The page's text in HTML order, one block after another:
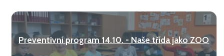
Preventivní program 14.10. - Naše třída jako ZOO